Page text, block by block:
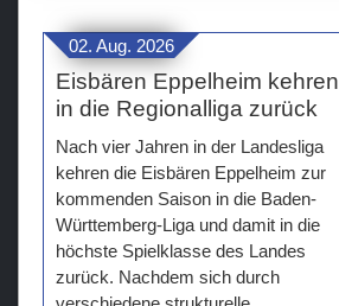
Laufschule KidzOnIce
Verein
Fanzone
02. Aug. 2026
Eisbären Eppelheim kehren
in die Regionalliga zurück
Nach vier Jahren in der Landesliga
kehren die Eisbären Eppelheim zur
kommenden Saison in die Baden-
Württemberg-Liga und damit in die
höchste Spielklasse des Landes
zurück. Nachdem sich durch